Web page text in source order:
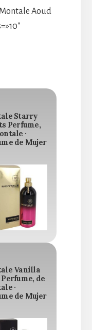
Aoud
Starry
Perfume,
·
de Mujer
Vanilla
Perfume, de
·
de Mujer